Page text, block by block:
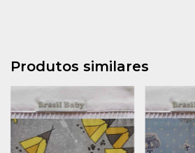
Produtos similares